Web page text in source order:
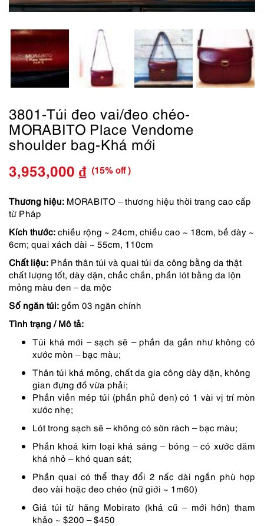
3801-Túi đeo vai/đeo chéo-
MORABITO Place Vendome
shoulder bag-Khá mới
Giá
gốc
4,650,000 ₫.
3,953,000 ₫
Giá
hiện
là:
3,953,000 ₫.
(15% off )
Thương hiệu: MORABITO – thương hiệu thời trang cao cấp
từ Pháp
Kích thước: chiều rộng ~ 24cm, chiều cao ~ 18cm, bề dày ~
6cm; quai xách dài ~ 55cm, 110cm
Chất liệu: Phần thân túi và quai túi da công bằng da thật
chất lượng tốt, dày dặn, chắc chắn, phần lót bằng da lộn
mỏng màu đen – da mộc
Số ngăn túi: gồm 03 ngăn chính
Tình trạng / Mô tả:
Túi khá mới – sạch sẽ – phần da gần như không có
xước mòn – bạc màu;
Thân túi khá mỏng, chất da gia công dày dặn, không
gian đựng đồ vừa phải;
Phần viền mép túi (phần phủ đen) có 1 vài vị trí mòn
xước nhẹ;
Lót trong sạch sẽ – không có sờn rách – bạc màu;
Phần khoá kim loại khá sáng – bóng – có xước dăm
khá nhỏ – khó quan sát;
Phần quai có thể thay đổi 2 nấc dài ngắn phù hợp
đeo vài hoặc đeo chéo (nữ giới ~ 1m60)
Giá túi từ hãng Mobirato (khá cũ – mới hớn) tham
khảo ~ $200 – $450